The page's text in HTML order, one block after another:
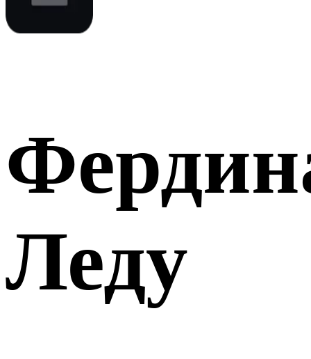
Леду